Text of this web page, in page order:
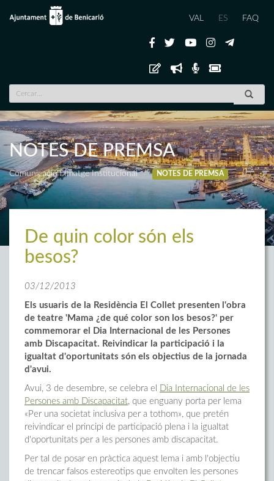
VAL ES FAQ
NOTES DE PREMSA
Comunicació i Imatge Institucional NOTES DE PREMSA
De quin color són els
besos?
03/12/2013
Els usuaris de la Residència El Collet presenten l'obra
de teatre 'Mama ¿de qué color son los besos?' per
commemorar el Dia Internacional de les Persones
amb Discapacitat. Reivindicar la participació i la
igualtat d'oportunitats són els objectius de la jornada
d'avui.
Avui, 3 de desembre, se celebra el
Dia Internacional de les
Persones amb Discapacitat, que enguany porta per lema
«Per una societat inclusiva per a tothom», que pretén
reivindicar el principi de participació plena i la igualtat
d'oportunitats per a les persones amb discapacitat.
Per tal de posar en pràctica aquest lema i amb l'objectiu
de trencar falsos estereotips que envolten les persones